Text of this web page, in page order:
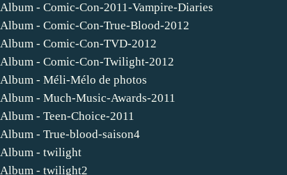
Album - Comic-Con-2011-Vampire-Diaries
Album - Comic-Con-True-Blood-2012
Album - Comic-Con-TVD-2012
Album - Comic-Con-Twilight-2012
Album - Méli-Mélo de photos
Album - Much-Music-Awards-2011
Album - Teen-Choice-2011
Album - True-blood-saison4
Album - twilight
Album - twilight2